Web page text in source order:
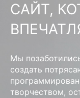
САЙТ,
Мы
создать
творчеством,